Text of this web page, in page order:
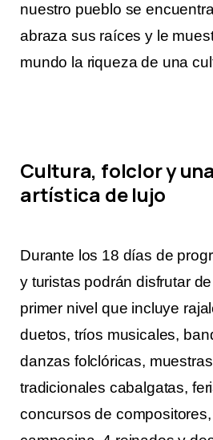
nuestro pueblo se
abraza sus raíces y le
mundo la riqueza de una
Cultura, folclor y
artística de lujo
Durante los 18 días de
y turistas podrán disfrutar
primer nivel que incluye
duetos, tríos musicales,
danzas folclóricas,
tradicionales cabalgatas,
concursos de